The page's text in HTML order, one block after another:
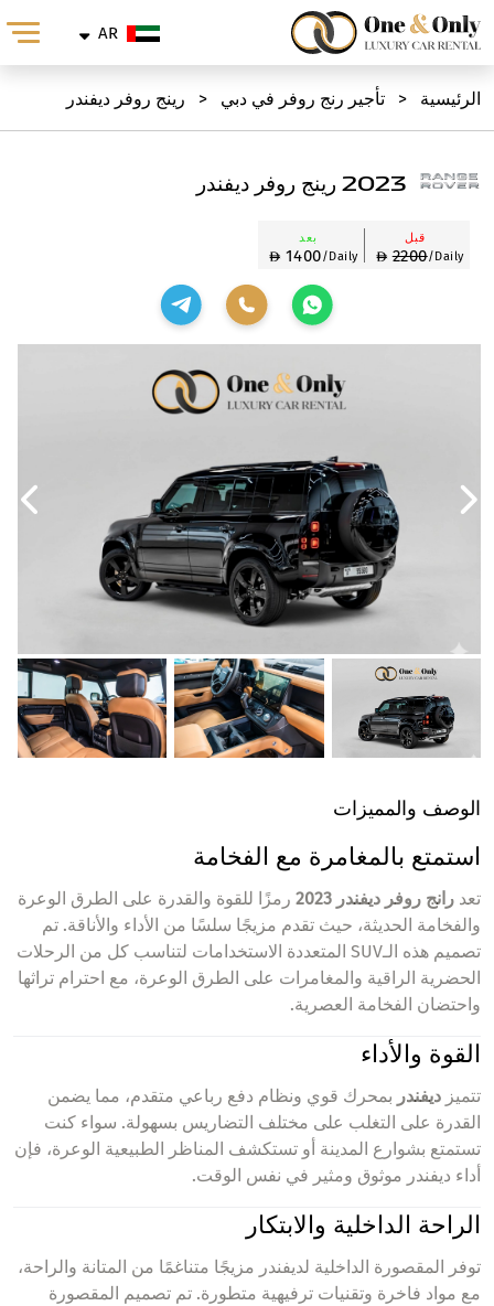
الرئيسية < تأجير رنج روفر في دبي < رينج روفر ديفندر
2023 رينج روفر ديفندر
قبل
2200/Daily
بعد
1400/Daily
الوصف والمميزات
استمتع بالمغامرة مع الفخامة
تعد رانج روفر ديفندر 2023
رمزًا للقوة والقدرة على الطرق الوعرة
والفخامة الحديثة، حيث تقدم مزيجًا سلسًا من الأداء والأناقة. تم
تصميم هذه الـSUV المتعددة الاستخدامات لتناسب كل من الرحلات
الحضرية الراقية والمغامرات على الطرق الوعرة، مع احترام تراثها
واحتضان الفخامة العصرية.
القوة والأداء
تتميز ديفندر بمحرك قوي ونظام دفع رباعي متقدم، مما يضمن
القدرة على التغلب على مختلف التضاريس بسهولة. سواء كنت
تستمتع بشوارع المدينة أو تستكشف المناظر الطبيعية الوعرة، فإن
أداء ديفندر موثوق ومثير في نفس الوقت.
الراحة الداخلية والابتكار
توفر المقصورة الداخلية لديفندر مزيجًا متناغمًا من المتانة والراحة،
مع مواد فاخرة وتقنيات ترفيهية متطورة. تم تصميم المقصورة